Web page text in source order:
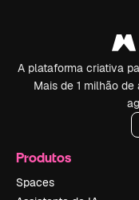
A plataforma criativa
Mais de 1 milhão
Produtos
Spaces